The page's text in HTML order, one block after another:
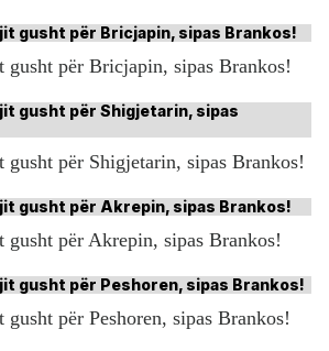
për Bricjapin, sipas Brankos!
për Shigjetarin, sipas Brankos!
për Akrepin, sipas Brankos!
për Peshoren, sipas Brankos!